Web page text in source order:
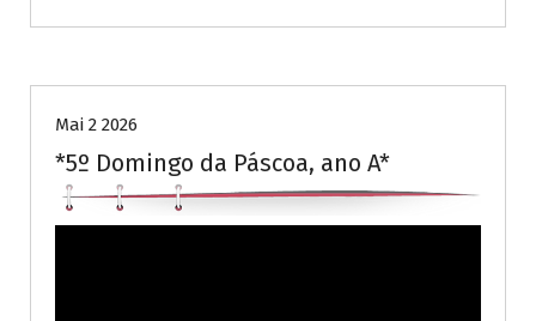
Mai 2 2026
*5º Domingo da Páscoa, ano A*